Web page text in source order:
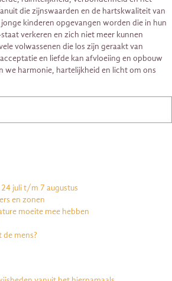
die zijnswaarden en de hartskwaliteit van
kinderen opgevangen worden die in hun
verkeren en zich niet meer kunnen
volwassenen die los zijn geraakt van
en liefde kan afvloeiing en opbouw
we harmonie, hartelijkheid en licht om ons
juli t/m 7 augustus
en zonen
moeite mee hebben
mens?